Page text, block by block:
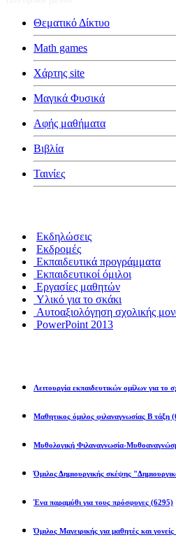
Θεματικό Δίκτυο
Math games
Χάρτης site
Μαγικά Φυσικά
Αφής μαθήματα
Βιβλία
Ταινίες
Εκδηλώσεις
Εκδρομές
Εκπαιδευτικά προγράμματα
Εκπαιδευτικοί όμιλοι
Εργασίες μαθητών
Υλικό για το σκάκι
Αυτοαξιολόγηση σχολικής
PowerPoint 2013
Λειτουργία εκπαιδευτικών ομίλων για το
Μαθητικος όμιλος φιλαναγνωσίας Β τάξη
Μυθολογική Φιλαναγνωσία-
Όμιλος Δημιουργικής σκέψης
Ένα παραμύθι για τους πρόσφυγες (6295)
Όμιλος Μαγειρικής για μαθητές και γονείς